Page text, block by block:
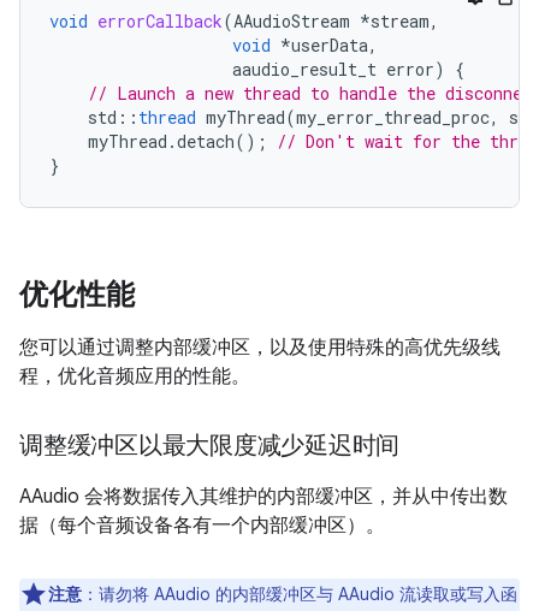
void errorCallback(AAudioStream *stream,
void *userData,
aaudio_result_t error)
{
// Launch a new thread to handle the
std :: thread myThread(my_error_thread_proc,
myThread .detach();
// Don't wait for the
}
优化性能
您可以通过调整内部缓冲区，以及使用特殊的高优先级线
程，优化音频应用的性能。
调整缓冲区以最大限度减少延迟时间
AAudio 会将数据传入其维护的内部缓冲区，并从中传出数
据（每个音频设备各有一个内部缓冲区）。
注意 ：请勿将 AAudio 的内部缓冲区与 AAudio 流读取或写入函